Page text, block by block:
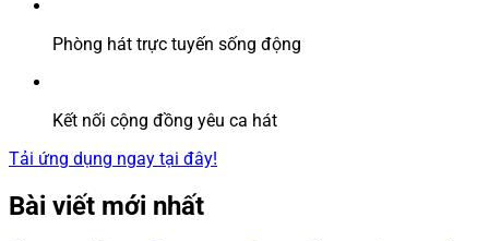
Phòng hát trực tuyến sống động
Kết nối cộng đồng yêu ca hát
Tải ứng dụng ngay tại đây!
Bài viết mới nhất